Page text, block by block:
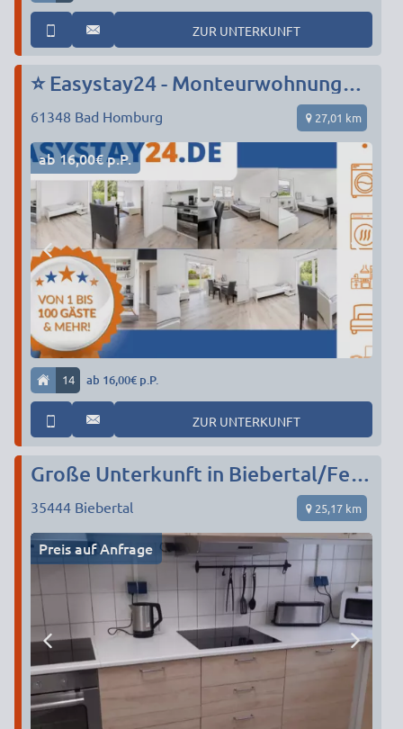
ZUR UNTERKUNFT
⭐ Easystay24 - Monteurwohnungen in Bad Homburg und Umgebung
61348 Bad Homburg 27,01 km
ab 16,00€ p.P.
14 ab 16,00€ p.P.
ZUR UNTERKUNFT
Große Unterkunft in Biebertal/Fellingshausen für max. 50 Personen
35444 Biebertal 25,17 km
Preis auf Anfrage